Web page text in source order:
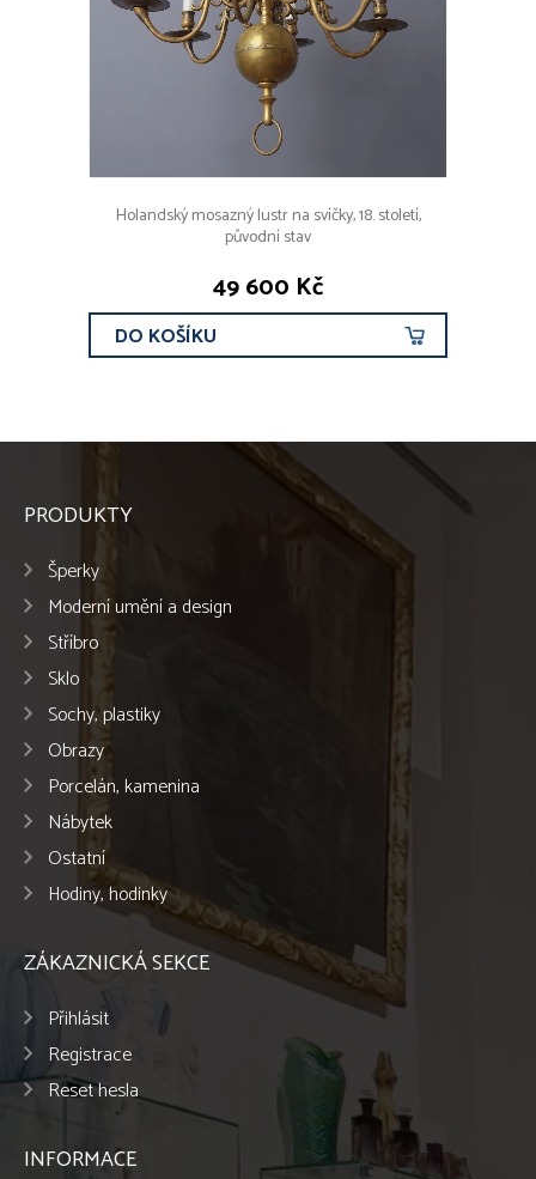
Holandský mosazný lustr na svíčky, 18. století,
původní stav
49 600 Kč
DO KOŠÍKU
PRODUKTY
Šperky
Moderní umění a design
Stříbro
Sklo
Sochy, plastiky
Obrazy
Porcelán, kamenina
Nábytek
Ostatní
Hodiny, hodinky
ZÁKAZNICKÁ SEKCE
Přihlásit
Registrace
Reset hesla
INFORMACE